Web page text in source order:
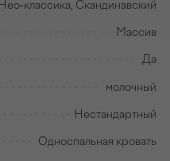
классика, Скандинавский
Массив
Да
молочный
Нестандартный
Односпальная кровать